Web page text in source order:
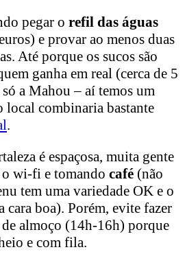
pegar o refil das águas
e provar ao menos duas
Até porque os sucos são
ganha em real (cerca de 5
a Mahou – aí temos um
local combinaria bastante
.
é espaçosa, muita gente
wi-fi e tomando café (não
tem uma variedade OK e o
cara boa). Porém, evite fazer
almoço (14h-16h) porque
e com fila.